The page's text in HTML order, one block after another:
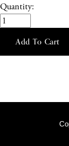
Quantity:
Add To Cart